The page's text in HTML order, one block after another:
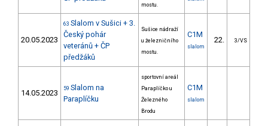
mostu.
20.05.2023
63 Slalom v Sušici + 3.
Český pohár
veteránů + ČP
předžáků
Sušice nádraží
u železničního
mostu.
C1M
slalom
22. 3/VS
14.05.2023 59 Slalom na
Paraplíčku
sportovní areál
Paraplíčko u
Železného
Brodu
C1M
slalom